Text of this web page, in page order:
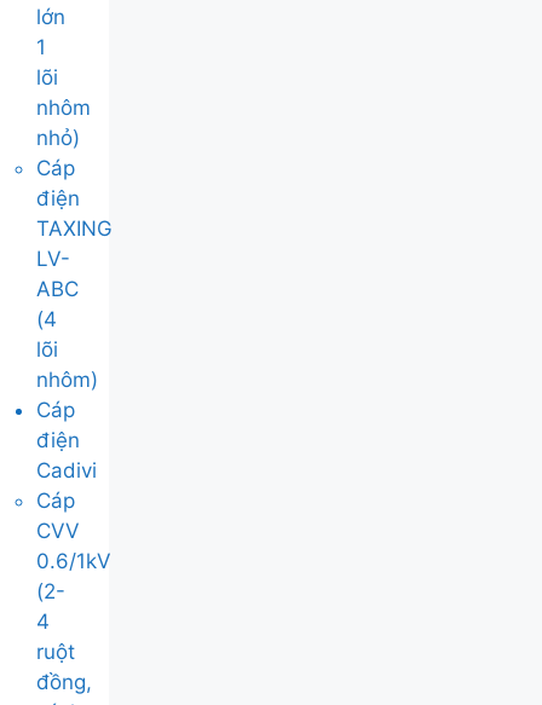
lớn
1
lõi
nhôm
nhỏ)
Cáp
điện
TAXING
LV-
ABC
(4
lõi
nhôm)
Cáp
điện
Cadivi
Cáp
CVV
0.6/1kV
(2-
4
ruột
đồng,